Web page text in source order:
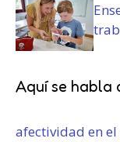
Aquí se habla
afectividad en el